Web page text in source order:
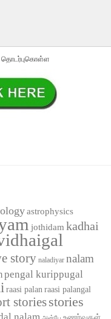
தொடர்புகொள்ள
astrophysics
jothidam kadhai
story naladiyar nalam
pengal kurippugal
raasi palan raasi palangal
storiesstories